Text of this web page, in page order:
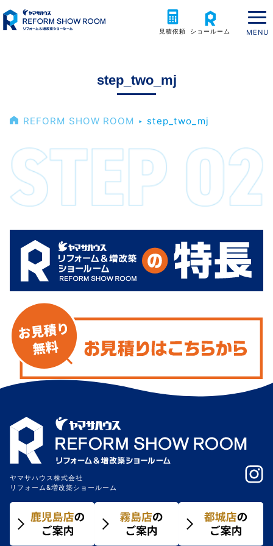
見積依頼 ショールーム
step_two_mj
REFORM SHOW ROOM ‣ step_two_mj
ヤマサハウス株式会社
リフォーム&増改築ショールーム